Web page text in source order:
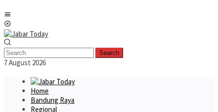
to
content
Search
7 August 2026
Home
Bandung Raya
Regional